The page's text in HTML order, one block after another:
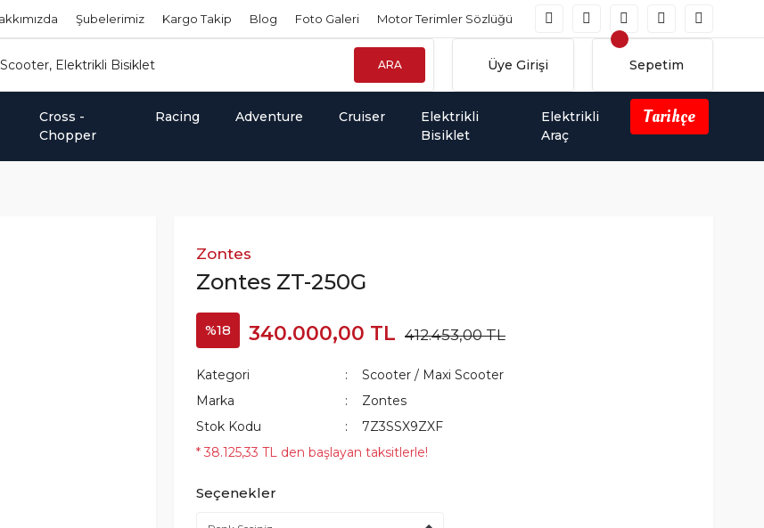
Şubelerimiz Kargo Takip Blog Foto Galeri Motor Terimler Sözlüğü
ARA Üye Girişi Sepetim
Cross -
Chopper
Racing Adventure Cruiser
Elektrikli
Bisiklet
Elektrikli
Araç
Tarihçe
Zontes
Zontes ZT-250G
%18 340.000,00 TL 412.453,00 TL
Kategori
Scooter / Maxi Scooter
Marka
Zontes
Stok Kodu
7Z3SSX9ZXF
* 38.125,33 TL den başlayan taksitlerle!
Seçenekler